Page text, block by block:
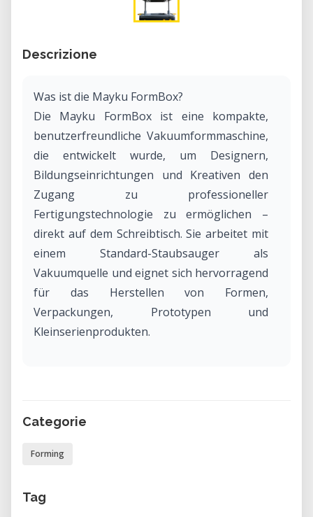
Descrizione
Was ist die Mayku FormBox?
Die Mayku FormBox ist eine kompakte,
benutzerfreundliche Vakuumformmaschine,
die entwickelt wurde, um Designern,
Bildungseinrichtungen und Kreativen den
Zugang zu professioneller
Fertigungstechnologie zu ermöglichen –
direkt auf dem Schreibtisch. Sie arbeitet mit
einem Standard-Staubsauger als
Vakuumquelle und eignet sich hervorragend
für das Herstellen von Formen,
Verpackungen, Prototypen und
Kleinserienprodukten.
Labor ermöglicht es dir, hochwertige
herzustellen. Perfekt für Projekte im Bereich
Ausbildung – flexibel nutzbar je nach Bedarf.
Categorie
Forming
Tag